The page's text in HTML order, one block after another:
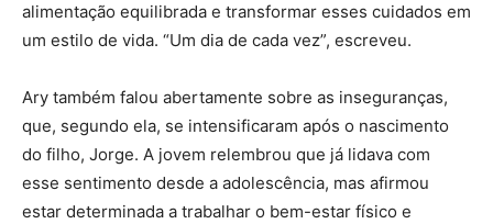
alimentação equilibrada e transformar esses cuidados em
um estilo de vida. “Um dia de cada vez”, escreveu.
Ary também falou abertamente sobre as inseguranças,
que, segundo ela, se intensificaram após o nascimento
do filho, Jorge. A jovem relembrou que já lidava com
esse sentimento desde a adolescência, mas afirmou
estar determinada a trabalhar o bem-estar físico e